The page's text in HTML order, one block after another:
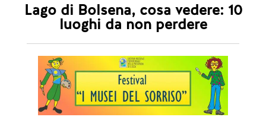
Lago di Bolsena, cosa vedere: 10
luoghi da non perdere